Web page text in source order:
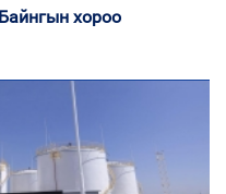
хороо